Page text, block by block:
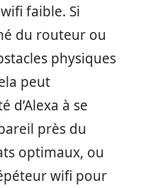
faible. Si
du routeur ou
physiques
peut
d’Alexa à se
près du
optimaux, ou
wifi pour